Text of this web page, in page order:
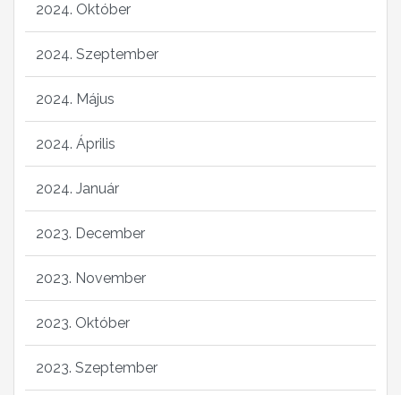
2024. Október
2024. Szeptember
2024. Május
2024. Április
2024. Január
2023. December
2023. November
2023. Október
2023. Szeptember